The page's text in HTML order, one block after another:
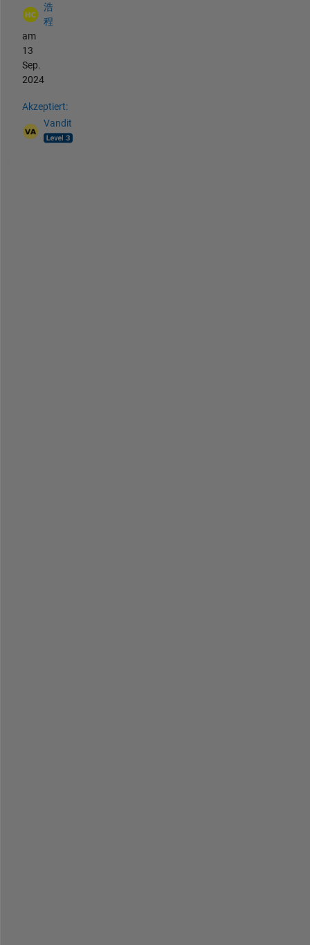
浩
程
am
13
Sep.
2024
Akzeptiert:
Vandit